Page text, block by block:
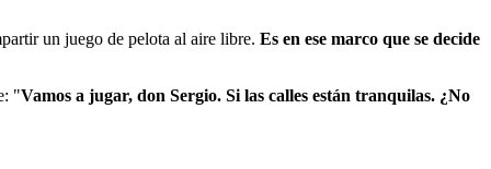
un juego de pelota al aire libre. Es en ese marco que se decide
"Vamos a jugar, don Sergio. Si las calles están tranquilas. ¿No